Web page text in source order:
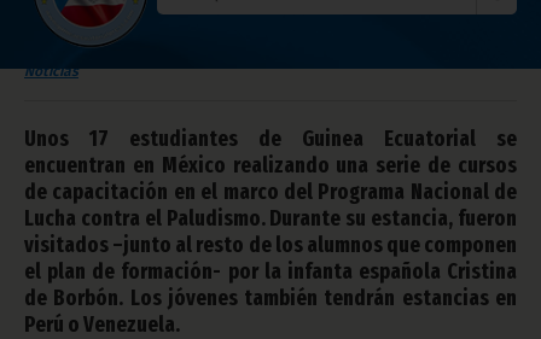
febrero 16, 2011
Noticias
Unos 17 estudiantes de Guinea Ecuatorial se
encuentran en México realizando una serie de cursos
de capacitación en el marco del Programa Nacional de
Lucha contra el Paludismo. Durante su estancia, fueron
visitados –junto al resto de los alumnos que componen
el plan de formación- por la infanta española Cristina
de Borbón. Los jóvenes también tendrán estancias en
Perú o Venezuela.